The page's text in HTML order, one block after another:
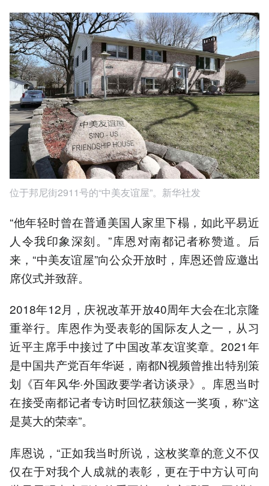
位于邦尼街2911号的“中美友谊屋”。新华社发
“他年轻时曾在普通美国人家里下榻，如此平易近
人令我印象深刻。”库恩对南都记者称赞道。后
来，“中美友谊屋”向公众开放时，库恩还曾应邀出
席仪式并致辞。
2018年12月，庆祝改革开放40周年大会在北京隆
重举行。库恩作为受表彰的国际友人之一，从习
近平主席手中接过了中国改革友谊奖章。2021年
是中国共产党百年华诞，南都N视频曾推出特别策
划《百年风华·外国政要学者访谈录》。库恩当时
在接受南都记者专访时回忆获颁这一奖项，称“这
是莫大的荣幸”。
库恩说，“正如我当时所说，这枚奖章的意义不仅
仅在于对我个人成就的表彰，更在于中方认可向